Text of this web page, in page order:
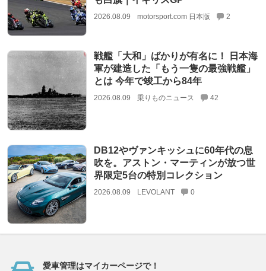
2026.08.09 motorsport.com 日本版 2
戦艦「大和」ばかりが有名に！ 日本海
軍が建造した「もう一隻の最強戦艦」
とは 今年で竣工から84年
2026.08.09 乗りものニュース 42
DB12やヴァンキッシュに60年代の息
吹を。アストン・マーティンが放つ世
界限定5台の特別コレクション
2026.08.09 LEVOLANT 0
愛車管理はマイカーページで！